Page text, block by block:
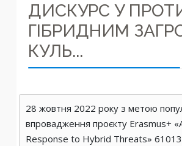
ДИСКУРС У
ГІБРИДНИМ
КУЛЬ...
28 жовтня 2022 року з метою
впровадження проєкту Erasmus+
Response to Hybrid Threats»